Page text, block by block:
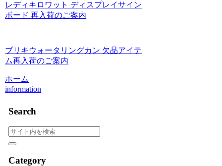
レディキロワット ディスプレイサイン
ボード 再入荷のご案内
ブリキウォータリングカン 欠品アイテ
ム再入荷のご案内
ホーム
information
Search
Category